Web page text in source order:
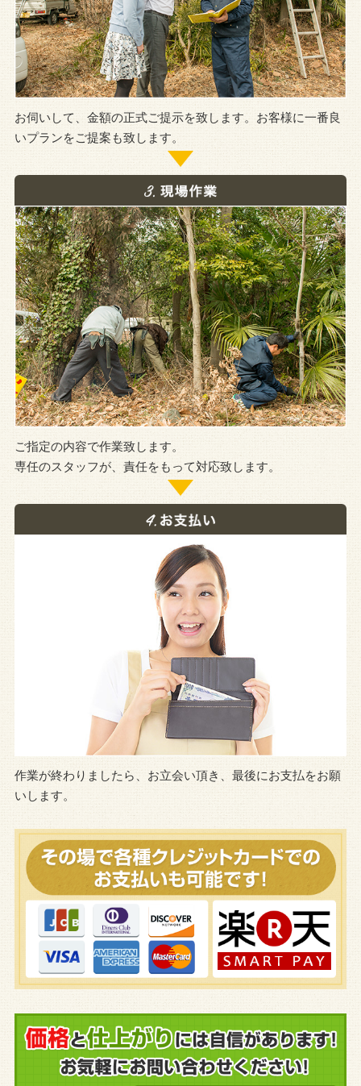
お伺いして、金額の正式ご提示を致します。お客様に一番良
いプランをご提案も致します。
ご指定の内容で作業致します。
専任のスタッフが、責任をもって対応致します。
作業が終わりましたら、お立会い頂き、最後にお支払をお願
いします。